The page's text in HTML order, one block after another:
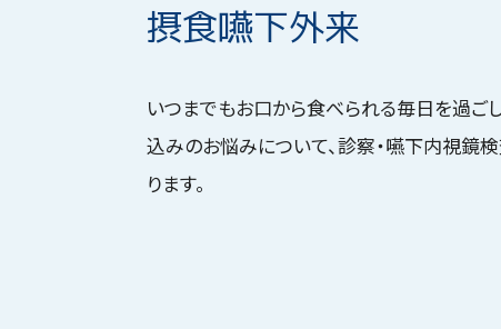
摂食嚥下外来
いつまでもお口から食べられる毎日を過ご
込みのお悩みについて、診察・嚥下内視鏡
ります。